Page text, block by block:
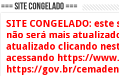
=== SITE CONGELADO ===
SITE CONGELADO:
não será mais
atualizado clicando
acessando https://
https://gov.br/